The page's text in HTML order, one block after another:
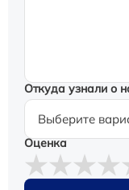
Откуда узнали о
Оценка